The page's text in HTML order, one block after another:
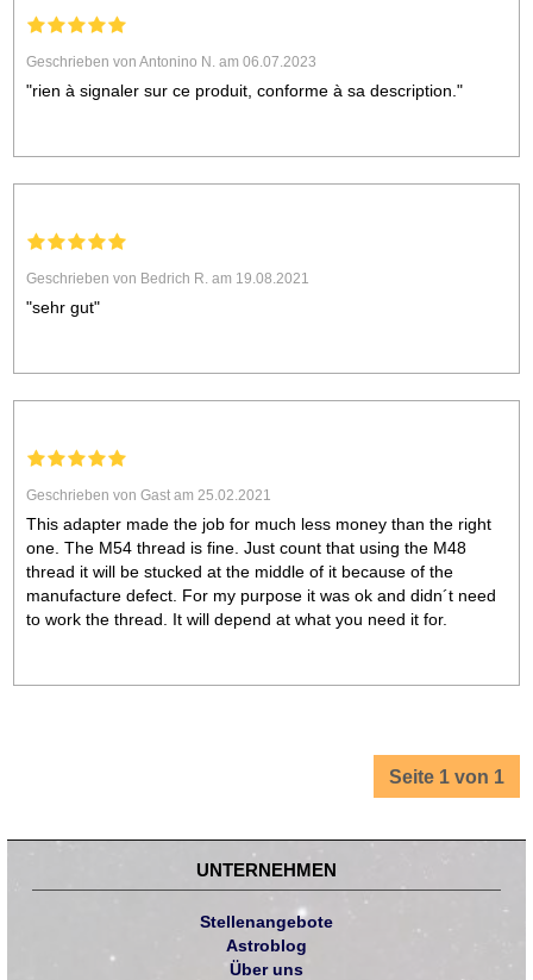
Geschrieben von Antonino N. am 06.07.2023
"rien à signaler sur ce produit, conforme à sa description."
Geschrieben von Bedrich R. am 19.08.2021
"sehr gut"
Geschrieben von Gast am 25.02.2021
This adapter made the job for much less money than the right
one. The M54 thread is fine. Just count that using the M48
thread it will be stucked at the middle of it because of the
manufacture defect. For my purpose it was ok and didn´t need
to work the thread. It will depend at what you need it for.
Seite 1 von 1
UNTERNEHMEN
Stellenangebote
Astroblog
Über uns